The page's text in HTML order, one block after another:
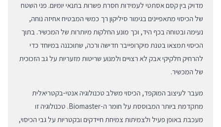
מדויק בין קסם אסתטי לעמידות חסרת פשרות בתנאי יומיום. פני השטח
של הכיסוי מתאפיינים בגימור סיליקון רך כמשי המבטיח אחיזה נוחה,
נעימה ובטוחה בכף היד, וכך מונע החלקות מיותרות של המכשיר. בתוך
הכיסוי תמצאו בטנת מיקרופייבר חדישה ורכה, שתוכננה במיוחד כדי
להרחיק חלקיקי אבק לא רצויים ולמנוע שריטות מזעריות על גב הזכוכית
של המכשיר.
מעבר לעיצוב המוקפד, הכיסוי משלב טכנולוגיה אנטי-בקטריאלית
מתקדמת ביותר המבוססת על חומר ה-Biomaster. טכנולוגיה זו
מעכבת באופן פעיל ולצמיתות צמיחת חיידקים ובקטריות על גבי הכיסוי,